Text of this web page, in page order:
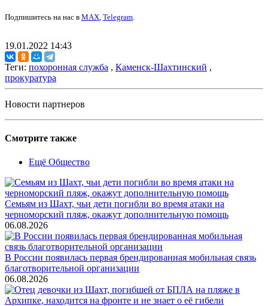
Подпишитесь на нас в MAX, Telegram.
19.01.2022 14:43
Теги: похоронная служба , Каменск-Шахтинский ,
прокуратура
Новости партнеров
Смотрите также
Ещё Общество
Семьям из Шахт, чьи дети погибли во время атаки на
черноморский пляж, окажут дополнительную помощь
06.08.2026
В России появилась первая брендированная мобильная связь
благотворительной организации
06.08.2026